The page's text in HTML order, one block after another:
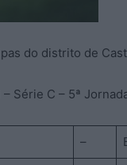
do distrito de
Série C – 5ª
–